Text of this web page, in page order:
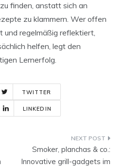
finden, anstatt sich an
zu klammern. Wer offen
und regelmäßig reflektiert,
helfen, legt den
Lernerfolg.
TWITTER
LINKEDIN
Smoker, planchas & co.:
Innovative grill-gadgets im